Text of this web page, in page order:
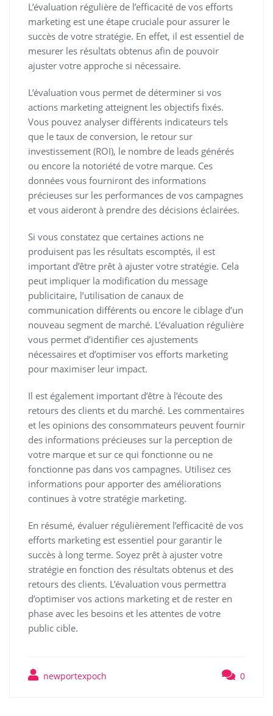
L’évaluation régulière de l’efficacité de vos efforts
marketing est une étape cruciale pour assurer le
succès de votre stratégie. En effet, il est essentiel de
mesurer les résultats obtenus afin de pouvoir
ajuster votre approche si nécessaire.
L’évaluation vous permet de déterminer si vos
actions marketing atteignent les objectifs fixés.
Vous pouvez analyser différents indicateurs tels
que le taux de conversion, le retour sur
investissement (ROI), le nombre de leads générés
ou encore la notoriété de votre marque. Ces
données vous fourniront des informations
précieuses sur les performances de vos campagnes
et vous aideront à prendre des décisions éclairées.
Si vous constatez que certaines actions ne
produisent pas les résultats escomptés, il est
important d’être prêt à ajuster votre stratégie. Cela
peut impliquer la modification du message
publicitaire, l’utilisation de canaux de
communication différents ou encore le ciblage d’un
nouveau segment de marché. L’évaluation régulière
vous permet d’identifier ces ajustements
nécessaires et d’optimiser vos efforts marketing
pour maximiser leur impact.
Il est également important d’être à l’écoute des
retours des clients et du marché. Les commentaires
et les opinions des consommateurs peuvent fournir
des informations précieuses sur la perception de
votre marque et sur ce qui fonctionne ou ne
fonctionne pas dans vos campagnes. Utilisez ces
informations pour apporter des améliorations
continues à votre stratégie marketing.
En résumé, évaluer régulièrement l’efficacité de vos
efforts marketing est essentiel pour garantir le
succès à long terme. Soyez prêt à ajuster votre
stratégie en fonction des résultats obtenus et des
retours des clients. L’évaluation vous permettra
d’optimiser vos actions marketing et de rester en
phase avec les besoins et les attentes de votre
public cible.
newportexpoch 0